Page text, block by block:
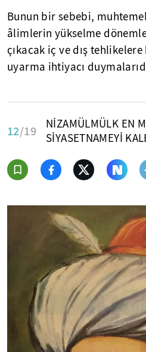
Bunun bir sebebi,
âlimlerin yükselme
çıkacak iç ve dış tehlikelere
uyarma ihtiyacı
12/19
NİZAMÜLMÜLK EN
SİYASETNAMEYİ